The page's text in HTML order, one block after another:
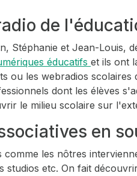
de
Stéphanie et Jean-Louis,
éducatifs et ils ont
ou les webradios
dont les élèves
le milieu scolaire sur
en
comme les nôtres
studios etc. On fait